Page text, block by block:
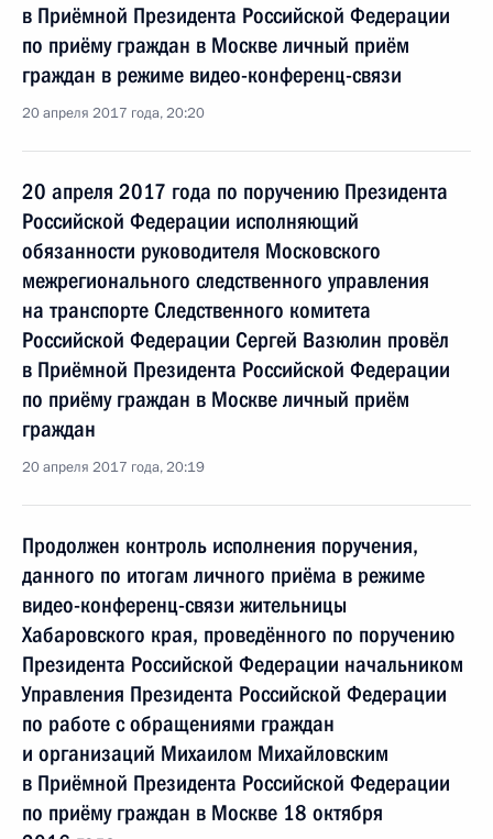
в Приёмной Президента Российской Федерации
по приёму граждан в Москве личный приём
граждан в режиме видео-конференц-связи
20 апреля 2017 года, 20:20
20 апреля 2017 года по поручению Президента
Российской Федерации исполняющий
обязанности руководителя Московского
межрегионального следственного управления
на транспорте Следственного комитета
Российской Федерации Сергей Вазюлин провёл
в Приёмной Президента Российской Федерации
по приёму граждан в Москве личный приём
граждан
20 апреля 2017 года, 20:19
Продолжен контроль исполнения поручения,
данного по итогам личного приёма в режиме
видео-конференц-связи жительницы
Хабаровского края, проведённого по поручению
Президента Российской Федерации начальником
Управления Президента Российской Федерации
по работе с обращениями граждан
и организаций Михаилом Михайловским
в Приёмной Президента Российской Федерации
по приёму граждан в Москве 18 октября